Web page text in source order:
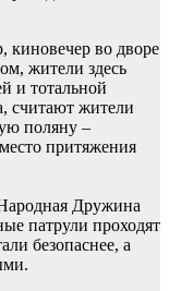
киновечер во дворе
жители здесь
и тотальной
считают жители
поляну –
притяжения
Дружина
патрули проходят
безопаснее, а